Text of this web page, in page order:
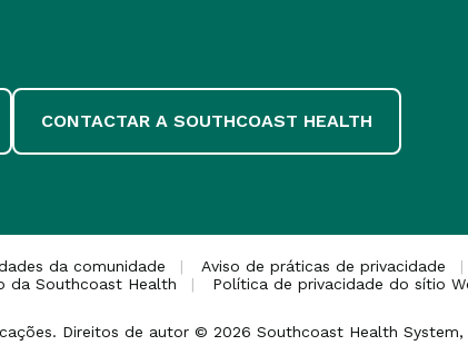
CONTACTAR A SOUTHCOAST HEALTH
da comunidade Aviso de práticas de privacidade
da Southcoast Health
Política de privacidade do sítio
Direitos de autor © 2026 Southcoast Health